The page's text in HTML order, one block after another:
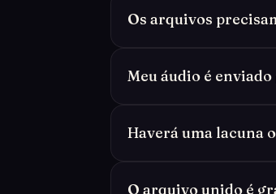
Os arquivos
Meu áudio é
Haverá uma lacuna
O arquivo unido é